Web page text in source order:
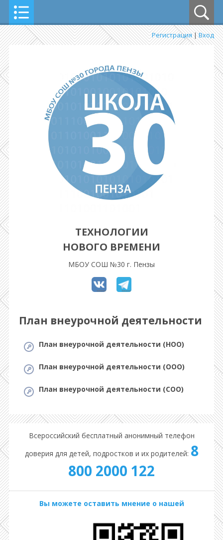
Регистрация|Вход
ТЕХНОЛОГИИ
НОВОГО ВРЕМЕНИ
МБОУ СОШ №30 г. Пензы
План внеурочной деятельности
План внеурочной деятельности (НОО)
План внеурочной деятельности (ООО)
План внеурочной деятельности (СОО)
Всероссийский бесплатный анонимный телефон
доверия для детей, подростков и их родителей: 8
800 2000 122
Вы можете оставить мнение о нашей